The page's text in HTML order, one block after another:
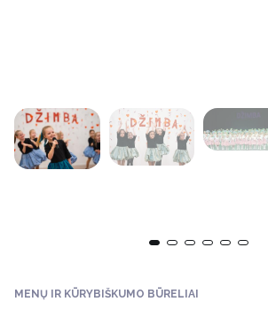
MENŲ IR KŪRYBIŠKUMO BŪRELIAI